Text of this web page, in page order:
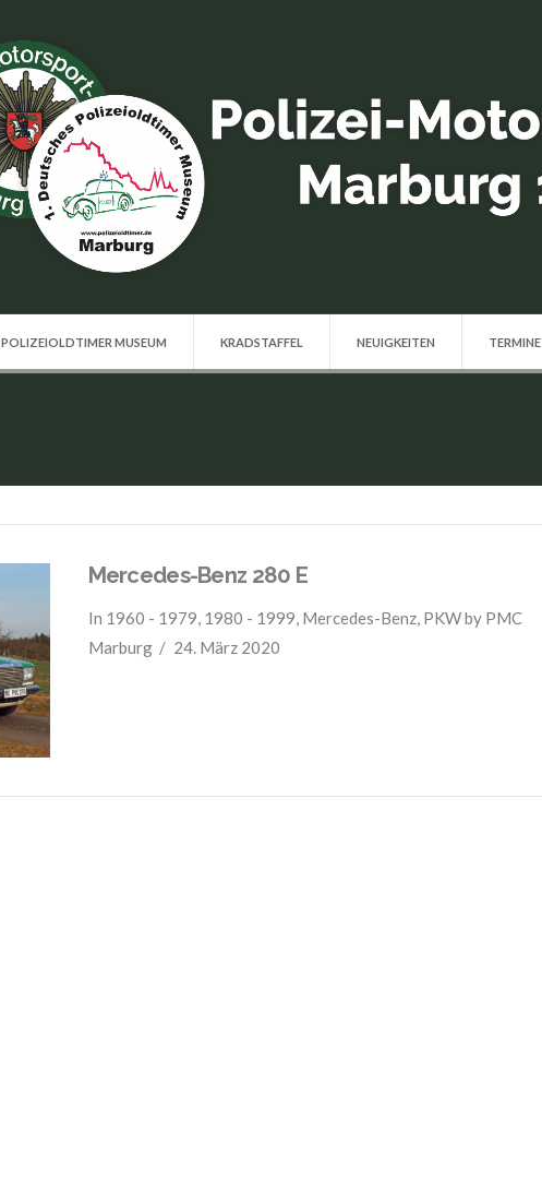
POLIZEIOLDTIMER MUSEUM KRADSTAFFEL NEUIGKEITEN TERMINE
Mercedes-Benz 280 E
In 1960 - 1979, 1980 - 1999, Mercedes-Benz, PKWby PMC
Marburg
24. März 2020